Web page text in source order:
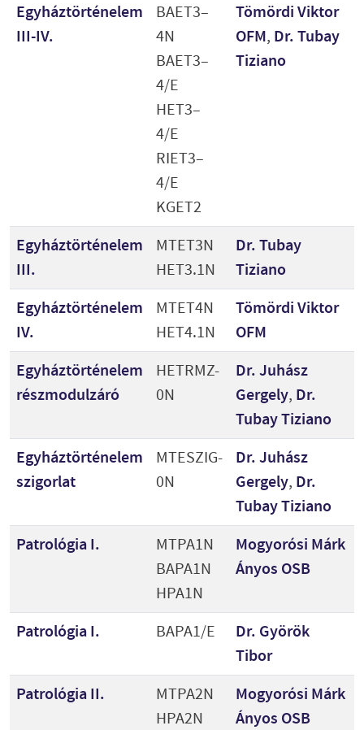
Egyháztörténelem
III-IV.
BAET3–
4N
BAET3–
4/E
HET3–
4/E
RIET3–
4/E
KGET2
Tömördi Viktor
OFM, Dr. Tubay
Tiziano
Egyháztörténelem
III.
MTET3N
HET3.1N
Dr. Tubay
Tiziano
Egyháztörténelem
IV.
MTET4N
HET4.1N
Tömördi Viktor
OFM
Egyháztörténelem
részmodulzáró
HETRMZ-
0N
Dr. Juhász
Gergely, Dr.
Tubay Tiziano
Egyháztörténelem
szigorlat
MTESZIG-
0N
Dr. Juhász
Gergely, Dr.
Tubay Tiziano
Patrológia I.
MTPA1N
BAPA1N
HPA1N
Mogyorósi Márk
Ányos OSB
Patrológia I. BAPA1/E
Dr. Györök
Tibor
Patrológia II.
MTPA2N
HPA2N
Mogyorósi Márk
Ányos OSB